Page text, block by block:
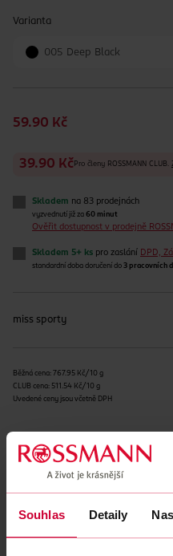
Souhlas Detaily
Varianta
005 Deep Black
59.90 Kč
39.90 Kč Pro členy ROSSMANN CLUB.
Skladem na 83 prodejnách
vyzvednutí již za 60 minut
Ověřit dostupnost v prodejně
Skladem 5+ ks pro zaslání DPD,
standardní doba doručení do 3 pracovních
miss sporty
Běžná cena: 767.95 Kč/10 g
CLUB cena: 511.54 Kč/10 g
Uvedené ceny jsou včetně DPH